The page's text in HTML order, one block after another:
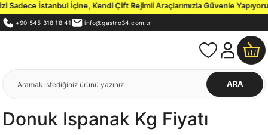
İstanbul İçine, Kendi Çift Rejimli Araçlarımızla Güvenle
+90 545 318 18 41 info@gastro34.com.tr
ARA
Donuk Ispanak Kg Fiyatı